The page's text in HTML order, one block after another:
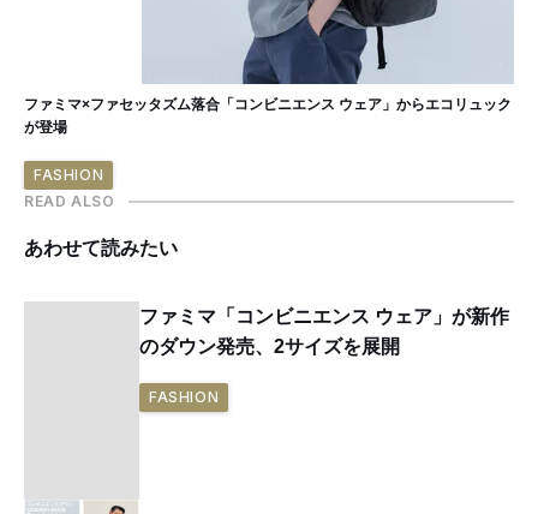
ファミマ×ファセッタズム落合「コンビニエンス ウェア」からエコリュック
が登場
FASHION
READ ALSO
あわせて読みたい
ファミマ「コンビニエンス ウェア」が新作
のダウン発売、2サイズを展開
FASHION